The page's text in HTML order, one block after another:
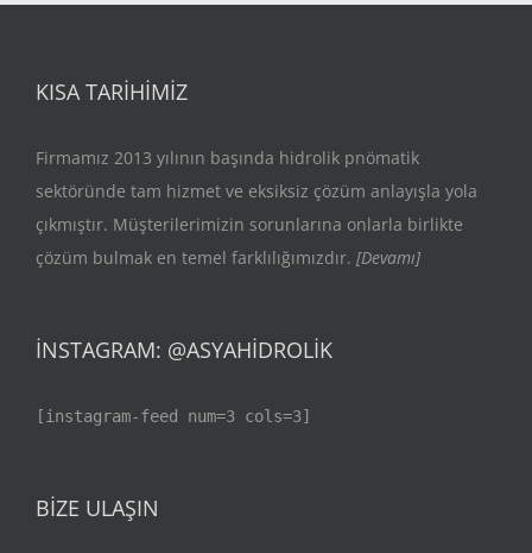
KISA TARIHIMIZ
Firmamız 2013 yılının başında hidrolik pnömatik
sektöründe tam hizmet ve eksiksiz çözüm anlayışla yola
çıkmıştır. Müşterilerimizin sorunlarına onlarla birlikte
çözüm bulmak en temel farklılığımızdır. [Devamı]
İNSTAGRAM: @ASYAHIDROLIK
[instagram-feed num=3 cols=3]
BIZE ULAŞIN